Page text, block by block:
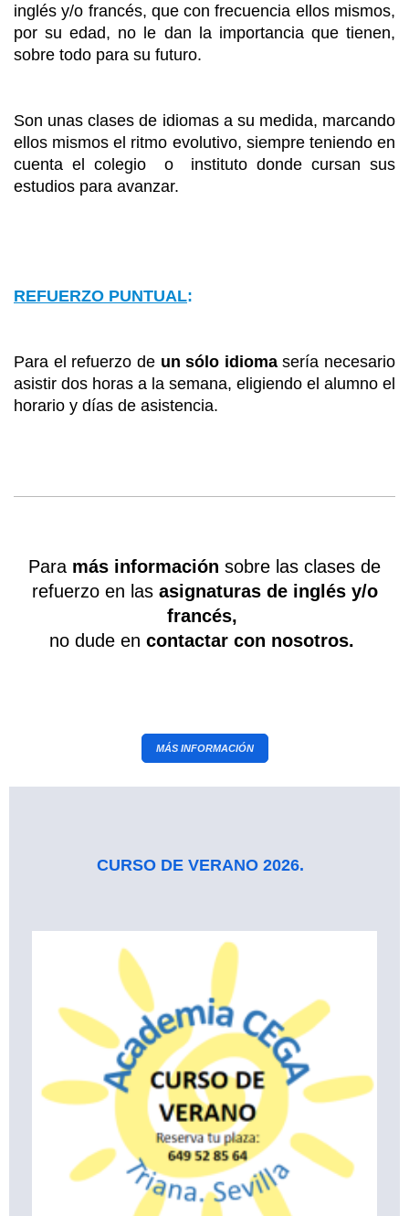
inglés y/o francés, que con frecuencia ellos mismos,
por su edad, no le dan la importancia que tienen,
sobre todo para su futuro.
Son unas clases de idiomas a su medida, marcando
ellos mismos el ritmo evolutivo, siempre teniendo en
cuenta el colegio o instituto donde cursan sus
estudios para avanzar.
REFUERZO PUNTUAL:
Para el refuerzo de un sólo idiomasería necesario
asistir dos horas a la semana, eligiendo el alumno el
horario y días de asistencia.
Para más información sobre las clases de
refuerzo en las asignaturas de inglés y/o
francés,
no dude en contactar con nosotros.
MÁS INFORMACIÓN
CURSO DE VERANO 2026.